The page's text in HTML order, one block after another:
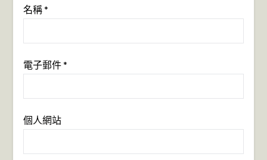
名稱*
電子郵件*
個人網站